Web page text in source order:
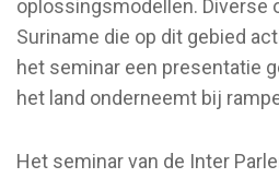
oplossingsmodellen. Diverse
Suriname die op dit gebied
het seminar een presentatie
het land onderneemt bij
Het seminar van de Inter